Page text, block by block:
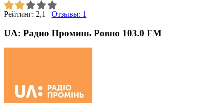
Рейтинг: 2,1 Отзывы: 1
UA: Радио Проминь Ровно 103.0 FM